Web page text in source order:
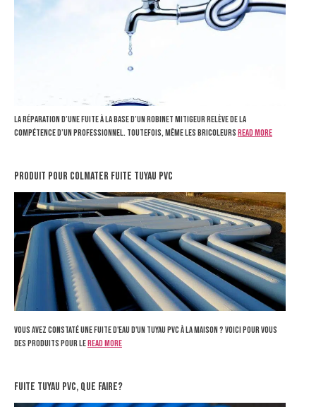
La réparation d’une fuite à la base d’un robinet mitigeur relève de la
compétence d’un professionnel. Toutefois, même les bricoleursRead more
produit pour colmater fuite tuyau pvc
Vous avez constaté une fuite d'eau d'un tuyau PVC à la maison ? Voici pour vous
des produits pour leRead more
Fuite tuyau pvc, que faire?